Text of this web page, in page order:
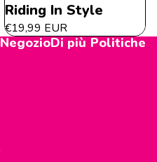
Riding In Style
€19,99 EUR
NegozioDi più Politiche